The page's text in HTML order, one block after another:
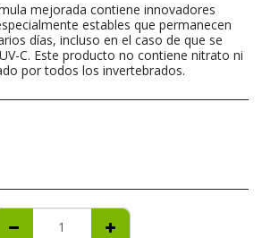
mejorada contiene innovadores
estables que permanecen
días, incluso en el caso de que se
C. Este producto no contiene nitrato ni
por todos los invertebrados.